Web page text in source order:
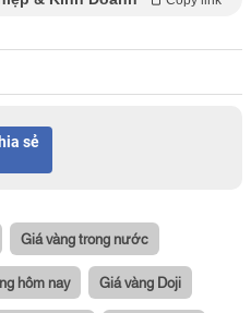
sẻ
Giá vàng trong nước
hôm nay Giá vàng Doji